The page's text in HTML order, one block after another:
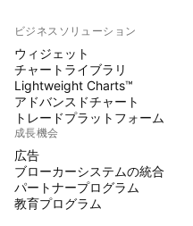
ビジネスソリューション
ウィジェット
チャートライブラリ
Lightweight Charts™
アドバンスドチャート
トレードプラットフォーム
成長機会
広告
ブローカーシステムの統合
パートナープログラム
教育プログラム